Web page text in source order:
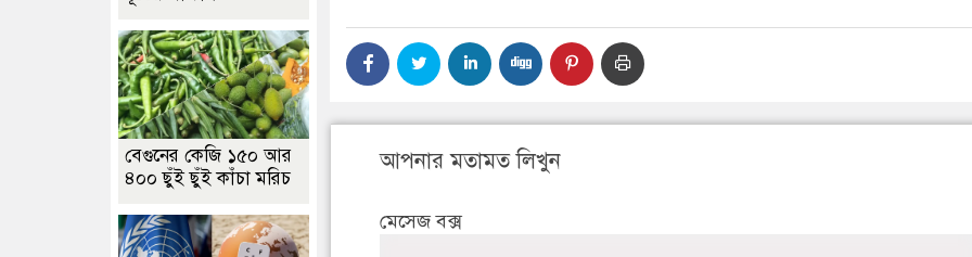
আপনার মতামত লিখুন
মেসেজ বক্স
বেগুনের কেজি ১৫০ আর
৪০০ ছুঁই ছুঁই কাঁচা মরিচ